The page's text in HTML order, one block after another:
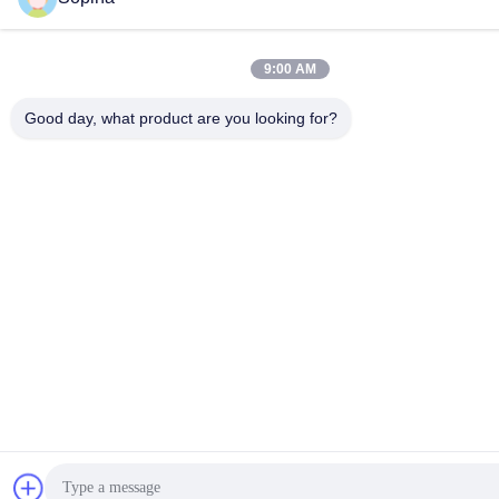
9:00 AM
Good day, what product are you looking for?